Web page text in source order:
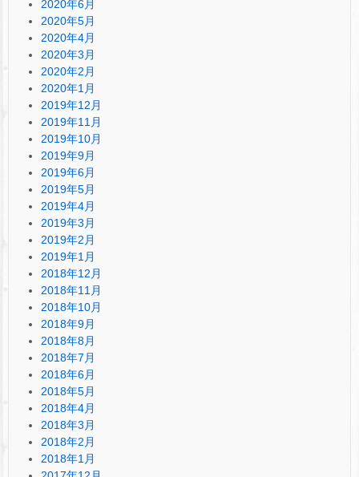
2020年6月
2020年5月
2020年4月
2020年3月
2020年2月
2020年1月
2019年12月
2019年11月
2019年10月
2019年9月
2019年6月
2019年5月
2019年4月
2019年3月
2019年2月
2019年1月
2018年12月
2018年11月
2018年10月
2018年9月
2018年8月
2018年7月
2018年6月
2018年5月
2018年4月
2018年3月
2018年2月
2018年1月